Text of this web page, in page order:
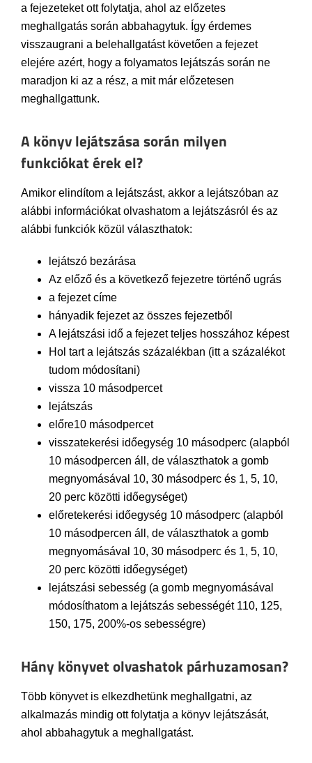
a fejezeteket ott folytatja, ahol az előzetes
meghallgatás során abbahagytuk. Így érdemes
visszaugrani a belehallgatást követően a fejezet
elejére azért, hogy a folyamatos lejátszás során ne
maradjon ki az a rész, a mit már előzetesen
meghallgattunk.
A könyv lejátszása során milyen
funkciókat érek el?
Amikor elindítom a lejátszást, akkor a lejátszóban az
alábbi információkat olvashatom a lejátszásról és az
alábbi funkciók közül választhatok:
lejátszó bezárása
Az előző és a következő fejezetre történő ugrás
a fejezet címe
hányadik fejezet az összes fejezetből
A lejátszási idő a fejezet teljes hosszához képest
Hol tart a lejátszás százalékban (itt a százalékot
tudom módosítani)
vissza 10 másodpercet
lejátszás
előre10 másodpercet
visszatekerési időegység 10 másodperc (alapból
10 másodpercen áll, de választhatok a gomb
megnyomásával 10, 30 másodperc és 1, 5, 10,
20 perc közötti időegységet)
előretekerési időegység 10 másodperc (alapból
10 másodpercen áll, de választhatok a gomb
megnyomásával 10, 30 másodperc és 1, 5, 10,
20 perc közötti időegységet)
lejátszási sebesség (a gomb megnyomásával
módosíthatom a lejátszás sebességét 110, 125,
150, 175, 200%-os sebességre)
Hány könyvet olvashatok párhuzamosan?
Több könyvet is elkezdhetünk meghallgatni, az
alkalmazás mindig ott folytatja a könyv lejátszását,
ahol abbahagytuk a meghallgatást.